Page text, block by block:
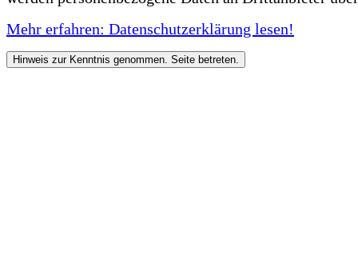
Mehr erfahren: Datenschutzerklärung lesen!
Hinweis zur Kenntnis genommen. Seite betreten.